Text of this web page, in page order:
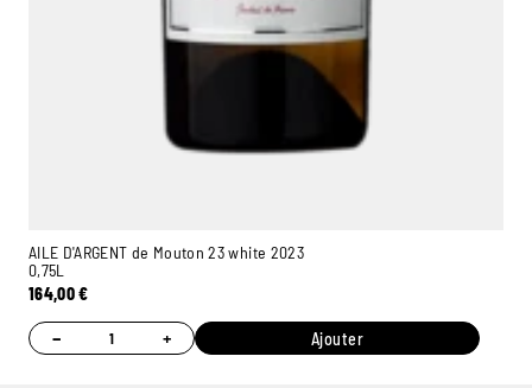
AILE D'ARGENT de Mouton 23 white 2023
0,75L
164,00€
− + Ajouter